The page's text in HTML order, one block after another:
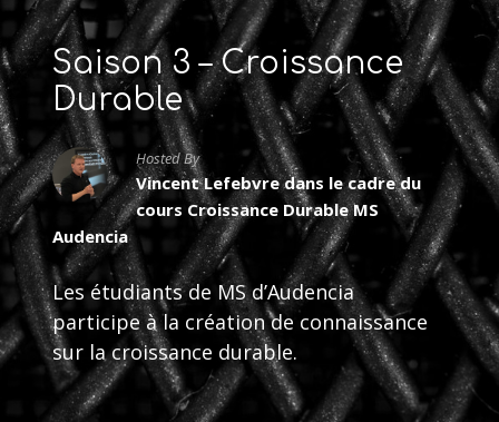
Saison 3 – Croissance
Durable
Hosted By
Vincent Lefebvre dans le cadre du
cours Croissance Durable MS
Audencia
Les étudiants de MS d’Audencia
participe à la création de connaissance
sur la croissance durable.